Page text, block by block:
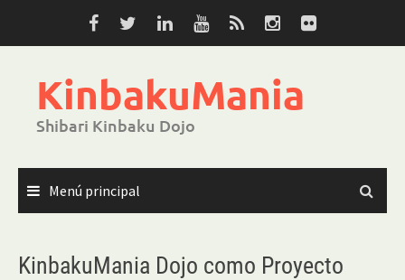
KinbakuMania
Shibari Kinbaku Dojo
Menú principal
KinbakuMania Dojo como Proyecto